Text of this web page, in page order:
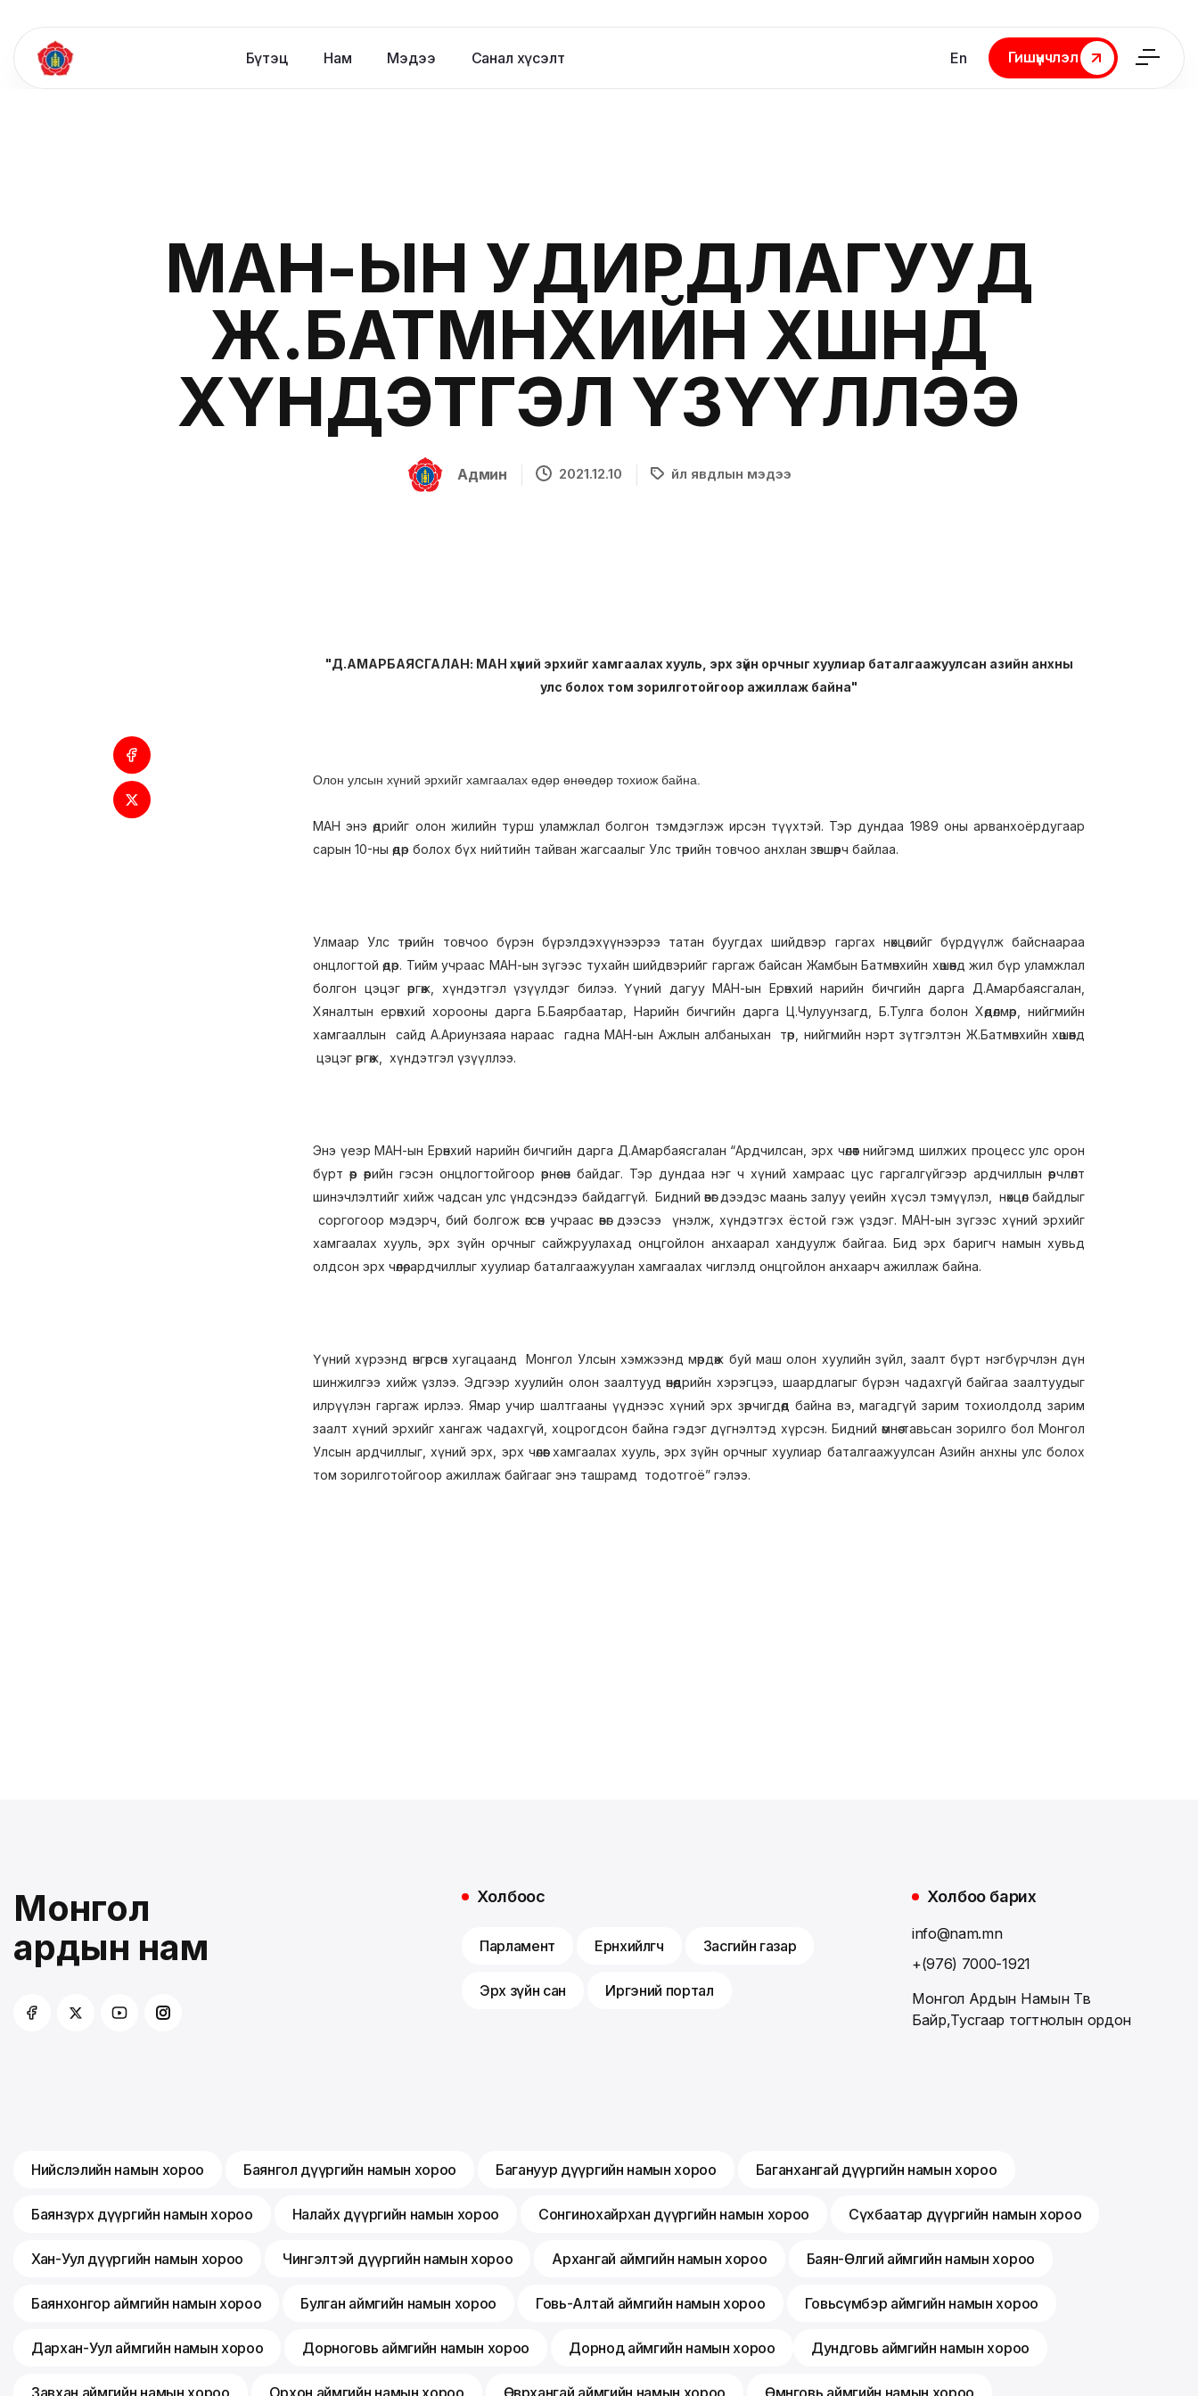
Бүтэц Нам Мэдээ Санал хүсэлт En
Гишүүнчлэл
Гишүүнчлэл
МАН-ЫН УДИРДЛАГУУД
Ж.БАТМӨНХИЙН ХӨШӨӨНД
ХҮНДЭТГЭЛ ҮЗҮҮЛЛЭЭ
Админ 2021.12.10 Үйл явдлын мэдээ
"Д.АМАРБАЯСГАЛАН: МАН хүний эрхийг хамгаалах хууль, эрх зүйн орчныг хуулиар баталгаажуулсан азийн анхны
улс болох том зорилготойгоор ажиллаж байна"
Олон улсын хүний эрхийг хамгаалах өдөр өнөөдөр тохиож байна.
МАН энэ өдрийг олон жилийн турш уламжлал болгон тэмдэглэж ирсэн түүхтэй. Тэр дундаа 1989 оны арванхоёрдугаар
сарын 10-ны өдөр болох бүх нийтийн тайван жагсаалыг Улс төрийн товчоо анхлан зөвшөөрч байлаа.
Улмаар Улс төрийн товчоо бүрэн бүрэлдэхүүнээрээ татан буугдах шийдвэр гаргах нөхцөлийг бүрдүүлж байснаараа
онцлогтой өдөр. Тийм учраас МАН-ын зүгээс тухайн шийдвэрийг гаргаж байсан Жамбын Батмөнхийн хөшөөнд жил бүр уламжлал
болгон цэцэг өргөж, хүндэтгэл үзүүлдэг билээ. Үүний дагуу МАН-ын Ерөнхий нарийн бичгийн дарга Д.Амарбаясгалан,
Хяналтын ерөнхий хорооны дарга Б.Баярбаатар, Нарийн бичгийн дарга Ц.Чулуунзагд, Б.Тулга болон Хөдөлмөр, нийгмийн
хамгааллын сайд А.Ариунзаяа нараас гадна МАН-ын Ажлын албаныхан төр, нийгмийн нэрт зүтгэлтэн Ж.Батмөнхийн хөшөөнд
цэцэг өргөж, хүндэтгэл үзүүллээ.
Энэ үеэр МАН-ын Ерөнхий нарийн бичгийн дарга Д.Амарбаясгалан “Ардчилсан, эрх чөлөөт нийгэмд шилжих процесс улс орон
бүрт өөр өөрийн гэсэн онцлогтойгоор өрнөсөн байдаг. Тэр дундаа нэг ч хүний хамраас цус гаргалгүйгээр ардчиллын өөрчлөлт
шинэчлэлтийг хийж чадсан улс үндсэндээ байдаггүй. Бидний өвөг дээдэс маань залуу үеийн хүсэл тэмүүлэл, нөхцөл байдлыг
соргогоор мэдэрч, бий болгож өгсөн учраас өвөг дээсээ үнэлж, хүндэтгэх ёстой гэж үздэг. МАН-ын зүгээс хүний эрхийг
хамгаалах хууль, эрх зүйн орчныг сайжруулахад онцгойлон анхаарал хандуулж байгаа. Бид эрх баригч намын хувьд
олдсон эрх чөлөө, ардчиллыг хуулиар баталгаажуулан хамгаалах чиглэлд онцгойлон анхаарч ажиллаж байна.
Үүний хүрээнд өнгөрсөн хугацаанд Монгол Улсын хэмжээнд мөрдөж буй маш олон хуулийн зүйл, заалт бүрт нэгбүрчлэн дүн
шинжилгээ хийж үзлээ. Эдгээр хуулийн олон заалтууд өнөөдрийн хэрэгцээ, шаардлагыг бүрэн чадахгүй байгаа заалтуудыг
илрүүлэн гаргаж ирлээ. Ямар учир шалтгааны үүднээс хүний эрх зөрчигдөөд байна вэ, магадгүй зарим тохиолдолд зарим
заалт хүний эрхийг хангаж чадахгүй, хоцрогдсон байна гэдэг дүгнэлтэд хүрсэн. Бидний өмнөө тавьсан зорилго бол Монгол
Улсын ардчиллыг, хүний эрх, эрх чөлөөг хамгаалах хууль, эрх зүйн орчныг хуулиар баталгаажуулсан Азийн анхны улс болох
том зорилготойгоор ажиллаж байгааг энэ ташрамд тодотгоё” гэлээ.
Монгол
ардын нам
Холбоос
Парламент Ерөнхийлөгч Засгийн газар
Эрх зүйн сан Иргэний портал
Холбоо барих
info@nam.mn
+(976) 7000-1921
Монгол Ардын Намын Төв
Байр,Тусгаар тогтнолын ордон
Нийслэлийн намын хороо Баянгол дүүргийн намын хороо Багануур дүүргийн намын хороо Баганхангай дүүргийн намын хороо
Баянзүрх дүүргийн намын хороо Налайх дүүргийн намын хороо Сонгинохайрхан дүүргийн намын хороо Сүхбаатар дүүргийн намын хороо
Хан-Уул дүүргийн намын хороо Чингэлтэй дүүргийн намын хороо Архангай аймгийн намын хороо Баян-Өлгий аймгийн намын хороо
Баянхонгор аймгийн намын хороо Булган аймгийн намын хороо Говь-Алтай аймгийн намын хороо Говьсүмбэр аймгийн намын хороо
Дархан-Уул аймгийн намын хороо Дорноговь аймгийн намын хороо Дорнод аймгийн намын хороо Дундговь аймгийн намын хороо
Завхан аймгийн намын хороо Орхон аймгийн намын хороо Өвөрхангай аймгийн намын хороо Өмнөговь аймгийн намын хороо